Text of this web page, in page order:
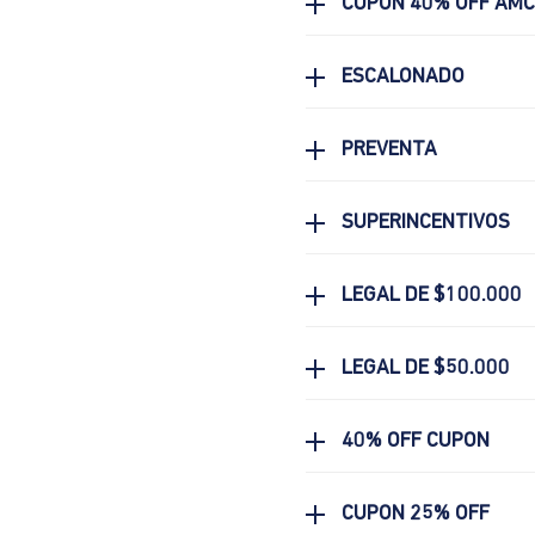
CUPON 40% OFF
ESCALONADO
PREVENTA
SUPERINCENTIVOS
LEGAL DE $100.000
LEGAL DE $50.000
40% OFF CUPON
CUPON 25% OFF